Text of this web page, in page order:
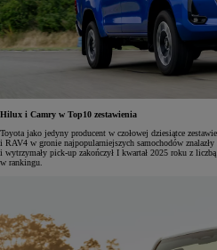
Hilux i Camry w Top10 zestawienia
Toyota jako jedyny producent w czołowej dziesiątce
i RAV4 w gronie najpopularniejszych samochodów
i wytrzymały pick-up zakończył I kwartał 2025 roku z
w rankingu.